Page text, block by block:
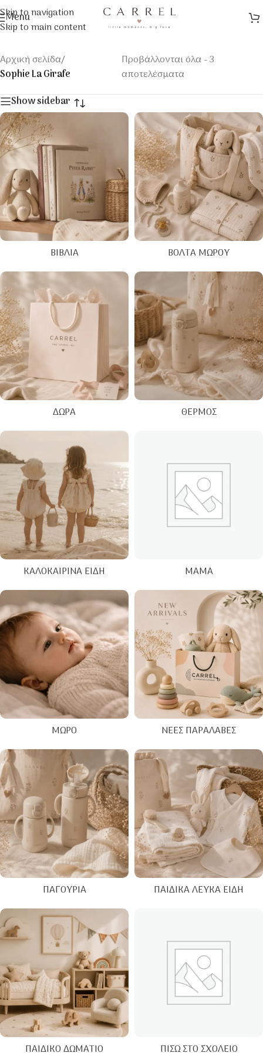
Skip to navigation
Skip to main content
Menu
Αρχική σελίδα/
Sophie La Girafe
Προβάλλονται όλα - 3
αποτελέσματα
Show sidebar
ΒΙΒΛΊΑ ΒΌΛΤΑ ΜΩΡΟΎ
ΔΏΡΑ ΘΕΡΜΌΣ
ΚΑΛΟΚΑΙΡΙΝΑ ΕΊΔΗ ΜΑΜΆ
ΜΩΡΌ ΝΈΕΣ ΠΑΡΑΛΑΒΈΣ
ΠΑΓΟΎΡΙΑ ΠΑΙΔΙΚΆ ΛΕΥΚΆ ΕΊΔΗ
ΠΑΙΔΙΚΌ ΔΩΜΆΤΙΟ ΠΊΣΩ ΣΤΟ ΣΧΟΛΕΊΟ